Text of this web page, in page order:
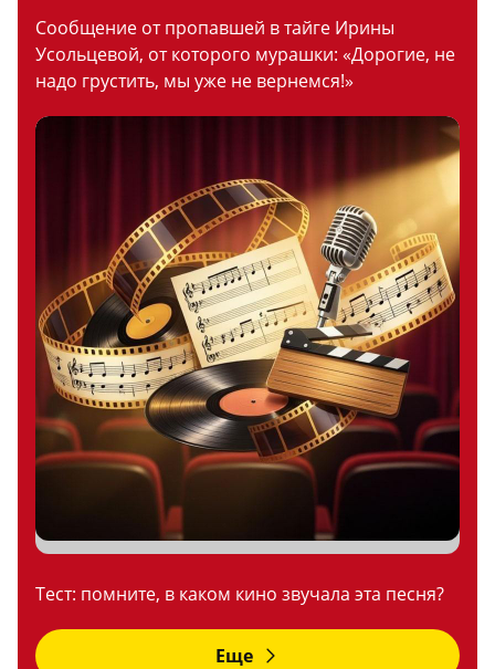
Сообщение от пропавшей в тайге Ирины
Усольцевой, от которого мурашки: «Дорогие, не
надо грустить, мы уже не вернемся!»
Тест: помните, в каком кино звучала эта песня?
Еще